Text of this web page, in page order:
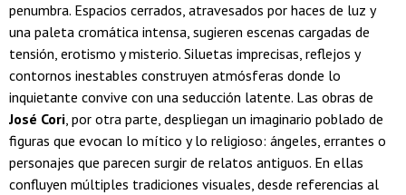
penumbra. Espacios cerrados, atravesados por haces de luz y
una paleta cromática intensa, sugieren escenas cargadas de
tensión, erotismo y misterio. Siluetas imprecisas, reflejos y
contornos inestables construyen atmósferas donde lo
inquietante convive con una seducción latente. Las obras de
José Cori, por otra parte, despliegan un imaginario poblado de
figuras que evocan lo mítico y lo religioso: ángeles, errantes o
personajes que parecen surgir de relatos antiguos. En ellas
confluyen múltiples tradiciones visuales, desde referencias al